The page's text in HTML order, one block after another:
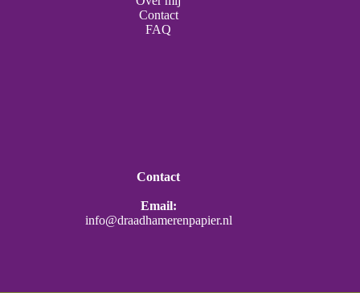
Contact
FAQ
Contact
Email:
info@draadhamerenpapier.nl